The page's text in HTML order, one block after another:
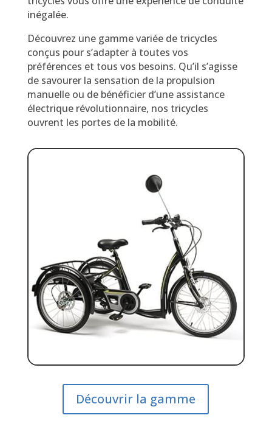
inégalée.
Découvrez une gamme variée de tricycles
conçus pour s’adapter à toutes vos
préférences et tous vos besoins. Qu’il s’agisse
de savourer la sensation de la propulsion
manuelle ou de bénéficier d’une assistance
électrique révolutionnaire, nos tricycles
ouvrent les portes de la mobilité.
Découvrir la gamme